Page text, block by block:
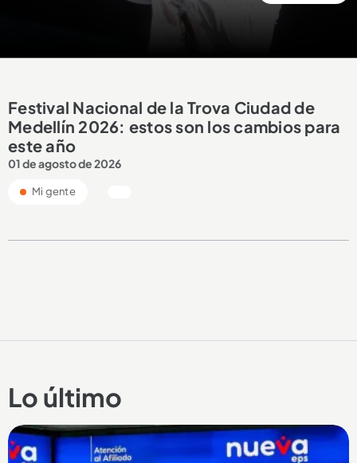
Festival Nacional de la Trova Ciudad de
Medellín 2026: estos son los cambios para
este año
01 de agosto de 2026
Mi gente
Lo último